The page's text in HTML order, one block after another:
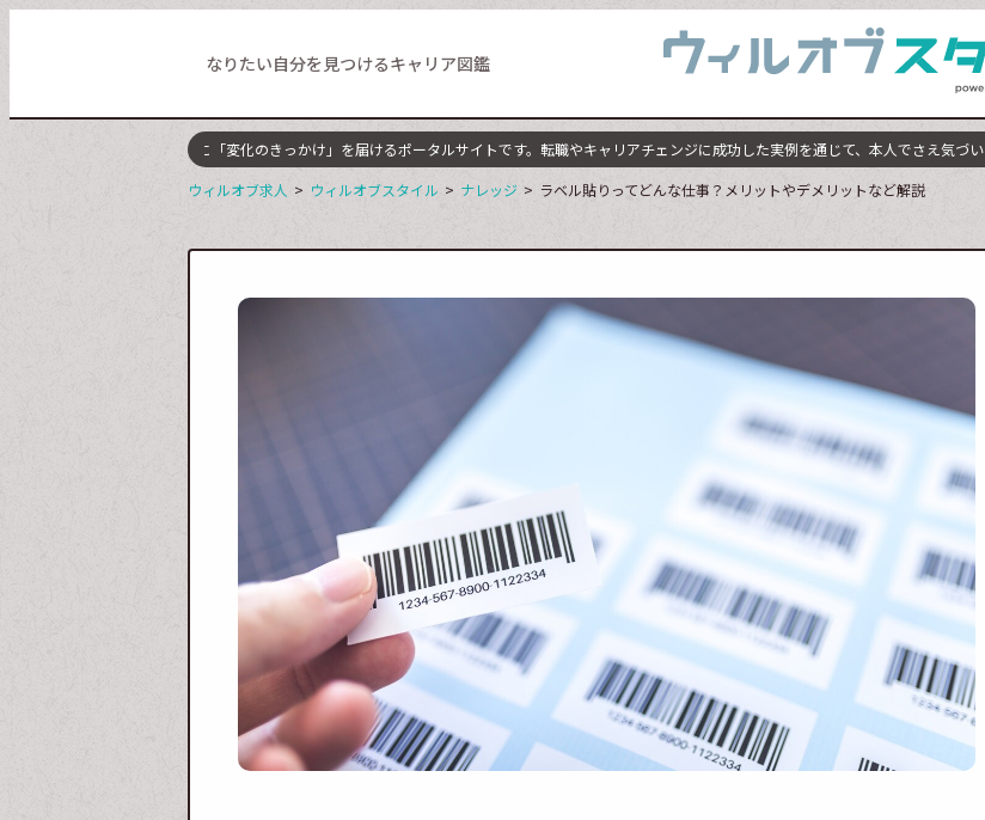
なりたい自分を見つけるキャリア図鑑
アップを目指す全ての人に「変化のきっかけ」を届けるポータルサイトです。転職やキャリアチェンジに成功した実例を通じて、本人でさえ気づいて
ウィルオブ求人 ウィルオブスタイル ナレッジ ラベル貼りってどんな仕事？メリットやデメリットなど解説